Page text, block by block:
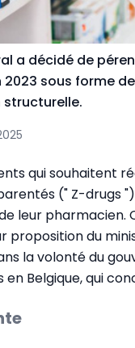
a décidé de
2023 sous forme
structurelle.
qui souhaitent
(" Z-drugs
leur
proposition du
la volonté du
Belgique, qui